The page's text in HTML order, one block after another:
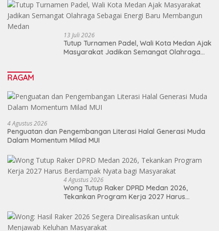
13 Juli 2026
Tutup Turnamen Padel, Wali Kota Medan Ajak
Masyarakat Jadikan Semangat Olahraga
RAGAM
4 Agustus 2026
Penguatan dan Pengembangan Literasi Halal Generasi Muda
Dalam Momentum Milad MUI
4 Agustus 2026
Wong Tutup Raker DPRD Medan 2026,
Tekankan Program Kerja 2027 Harus